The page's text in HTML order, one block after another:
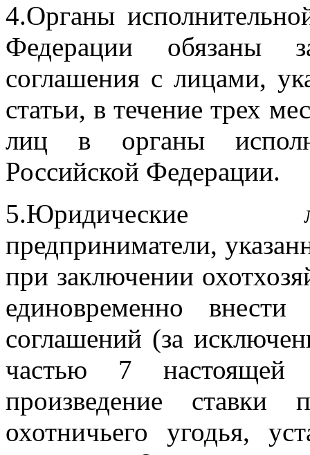
4.Органы
Федерации обязаны
соглашения с лицами,
статьи, в течение трех
лиц в органы
Российской Федерации.
5.Юридические
предприниматели,
при заключении
единовременно
соглашений (за
частью 7
произведение
охотничьего угодья,